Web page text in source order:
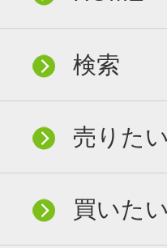
検索
売りた
買いた